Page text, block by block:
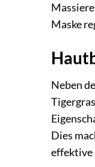
Maske
Neben
Dies
effektive